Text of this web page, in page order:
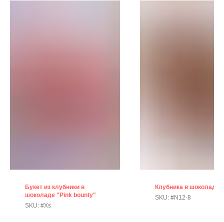
Букет из клубники в
шоколаде "Pink bounty"
SKU: #Xs
Клубника в шоколаде
SKU: #N12-8